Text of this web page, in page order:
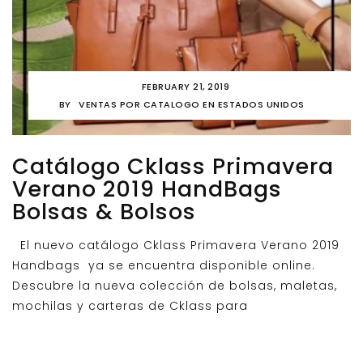
FEBRUARY 21, 2019
BY
VENTAS POR CATALOGO EN ESTADOS UNIDOS
Catálogo Cklass Primavera
Verano 2019 HandBags
Bolsas & Bolsos
El nuevo catálogo Cklass Primavera Verano 2019
Handbags ya se encuentra disponible online.
Descubre la nueva colección de bolsas, maletas,
mochilas y carteras de Cklass para